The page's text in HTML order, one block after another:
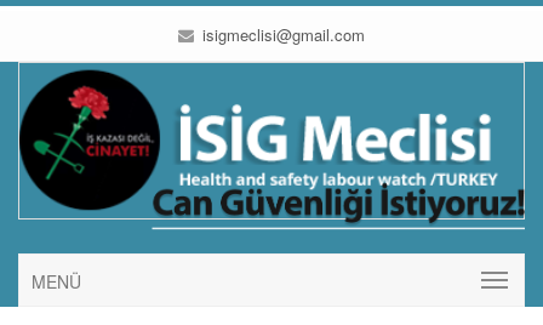
isigmeclisi@gmail.com
MENÜ